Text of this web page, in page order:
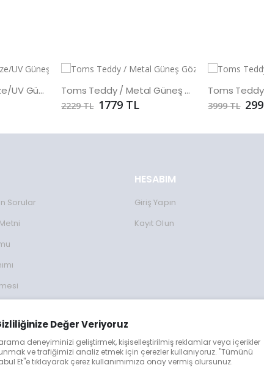
Değer Veriyoruz
deneyiminizi geliştirmek, kişiselleştirilmiş reklamlar veya içerikler
ve trafiğimizi analiz etmek için çerezler kullanıyoruz. "Tümünü
Et"e tıklayarak çerez kullanımımıza onay vermiş olursunuz.
Toms Teddy Polarize/UV Güneş Gözlüğü Toms Teddy / Metal Güneş Gözlüğü
2229 TL 1779 TL 3999 TL
Sorular
HESABIM
Giriş Yapın
Kayıt Olun